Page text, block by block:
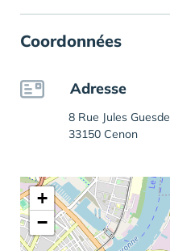
Coordonnées
Adresse
8 Rue Jules Guesde
33150 Cenon
+
−